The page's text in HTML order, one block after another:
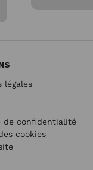
légales
de confidentialité
cookies